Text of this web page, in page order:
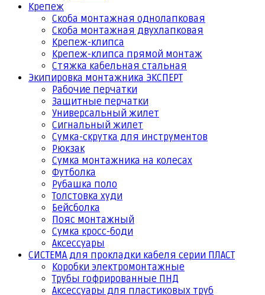
Крепеж
Скоба монтажная однолапковая
Скоба монтажная двухлапковая
Крепеж-клипса
Крепеж-клипса прямой монтаж
Стяжка кабельная стальная
Экипировка монтажника ЭКСПЕРТ
Рабочие перчатки
Защитные перчатки
Универсальный жилет
Сигнальный жилет
Сумка-скрутка для инструментов
Рюкзак
Сумка монтажника на колесах
Футболка
Рубашка поло
Толстовка худи
Бейсболка
Пояс монтажный
Сумка кросс-боди
Аксессуары
СИСТЕМА для прокладки кабеля серии ПЛАСТ
Коробки электромонтажные
Трубы гофрированные ПНД
Аксессуары для пластиковых труб